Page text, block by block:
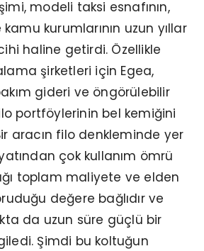
modeli taksi esnafının,
kurumlarının uzun yıllar
haline getirdi. Özellikle
şirketleri için Egea,
gideri ve öngörülebilir
portföylerinin bel kemiğini
aracın filo denkleminde yer
çok kullanım ömrü
toplam maliyete ve elden
değere bağlıdır ve
da uzun süre güçlü bir
Şimdi bu koltuğun